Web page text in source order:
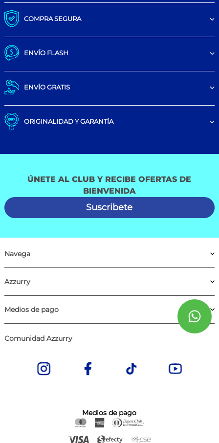
COMPRA SEGURA
ENVÍO FLASH
ENVÍO GRATIS
ORIGINALIDAD Y GARANTÍA
ÚNETE AL CLUB Y RECIBE OFERTAS DE
BIENVENIDA
Suscribete
Navega
Azzurry
Medios de pago
Comunidad Azzurry
Medios de pago